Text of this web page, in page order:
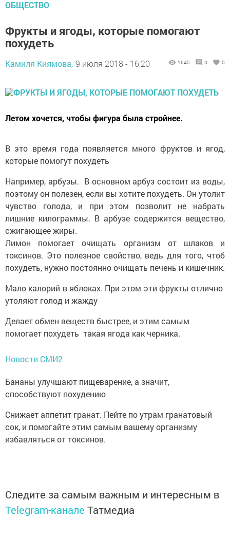
ОБЩЕСТВО
Фрукты и ягоды, которые помогают
похудеть
Камиля Киямова, 9 июля 2018 - 16:20 1645 0 0
Летом хочется, чтобы фигура была стройнее.
В это время года появляется много фруктов и ягод,
которые помогут похудеть
Например, арбузы. В основном арбуз состоит из воды,
поэтому он полезен, если вы хотите похудеть. Он утолит
чувство голода, и при этом позволит не набрать
лишние килограммы. В арбузе содержится вещество,
сжигающее жиры.
Лимон помогает очищать организм от шлаков и
токсинов. Это полезное свойство, ведь для того, чтоб
похудеть, нужно постоянно очищать печень и кишечник.
Мало калорий в яблоках. При этом эти фрукты отлично
утоляют голод и жажду
Делает обмен веществ быстрее, и этим самым
помогает похудеть такая ягода как черника.
Новости СМИ2
Бананы улучшают пищеварение, а значит,
способствуют похудению
Снижает аппетит гранат. Пейте по утрам гранатовый
сок, и помогайте этим самым вашему организму
избавляться от токсинов.
Следите за самым важным и интересным в
Telegram-канале Татмедиа